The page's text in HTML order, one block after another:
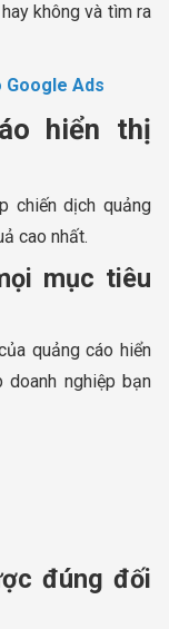
không và tìm ra
Google Ads
hiển thị
chiến dịch quảng
cao nhất.
mục tiêu
quảng cáo hiển
nghiệp bạn
đúng đối